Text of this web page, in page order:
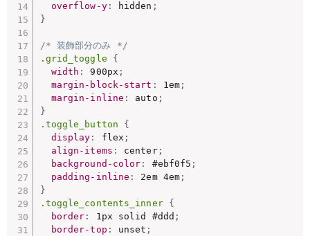
overflow-y: hidden ;
}
/* 装飾部分のみ */
.grid_toggle {
width : 900px ;
margin-block-start : 1em ;
margin-inline : auto ;
}
.toggle_button {
display : flex ;
align-items : center;
background-color : #ebf0f5 ;
padding-inline : 2em 4em ;
}
.toggle_contents_inner {
border : 1px solid #ddd ;
border-top : unset ;